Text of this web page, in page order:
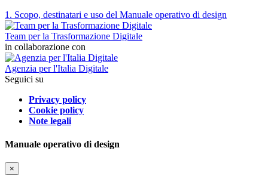
1. Scopo, destinatari e uso del Manuale operativo di design
Team per la Trasformazione Digitale
in collaborazione con
Agenzia per l'Italia Digitale
Seguici su
Privacy policy
Cookie policy
Note legali
Manuale operativo di design
×